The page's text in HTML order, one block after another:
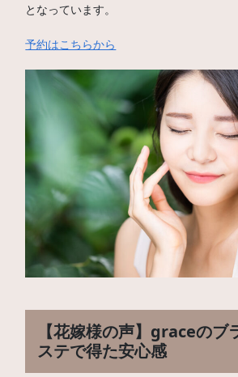
となっています。
予約はこちらから
【花嫁様の声】graceのブ
ステで得た安心感